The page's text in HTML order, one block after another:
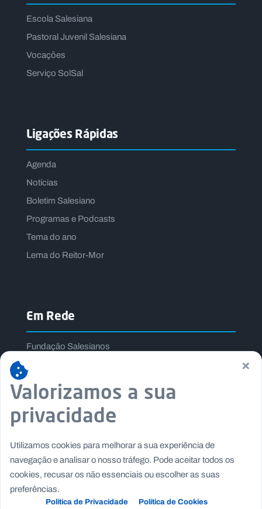
Escola Salesiana
Pastoral Juvenil Salesiana
Vocações
Serviço SolSal
Ligações Rápidas
Agenda
Notícias
Boletim Salesiano
Programas e Podcasts
Tema do ano
Lema do Reitor-Mor
Em Rede
Fundação Salesianos
Família Salesiana
Missão Dom Bosco
Jogos Nacionais Salesianos
×
Valorizamos a sua
privacidade
Utilizamos cookies para melhorar a sua experiência de
navegação e analisar o nosso tráfego. Pode aceitar todos os
cookies, recusar os não essenciais ou escolher as suas
preferências.
Política de Privacidade Política de Cookies